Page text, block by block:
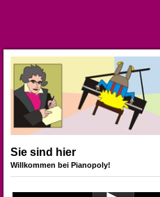
Sie sind hier
Willkommen bei Pianopoly!